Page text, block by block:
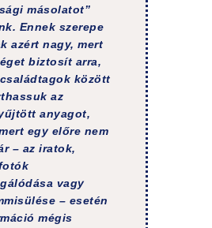
másolatot”
Ennek szerepe
azért nagy, mert
biztosít arra,
között
az
anyagot,
egy előre nem
– az iratok,
vagy
– esetén
mégis